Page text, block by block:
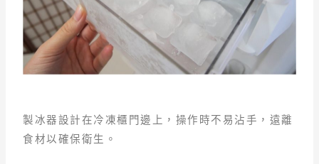
製冰器設計在冷凍櫃門邊上，操作時不易沾手，遠離
食材以確保衛生。